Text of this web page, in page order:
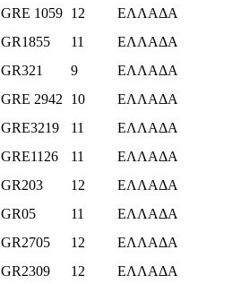
GRE 1059 12 ΕΛΛΑΔΑ
GR1855 11 ΕΛΛΑΔΑ
GR321 9 ΕΛΛΑΔΑ
GRE 2942 10 ΕΛΛΑΔΑ
GRE3219 11 ΕΛΛΑΔΑ
GRE1126 11 ΕΛΛΑΔΑ
GR203 12 ΕΛΛΑΔΑ
GR05 11 ΕΛΛΑΔΑ
GR2705 12 ΕΛΛΑΔΑ
GR2309 12 ΕΛΛΑΔΑ